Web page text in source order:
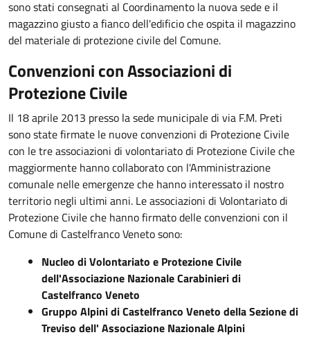
sono stati consegnati al Coordinamento la nuova sede e il
magazzino giusto a fianco dell'edificio che ospita il magazzino
del materiale di protezione civile del Comune.
Convenzioni con Associazioni di
Protezione Civile
Il 18 aprile 2013 presso la sede municipale di via F.M. Preti
sono state firmate le nuove convenzioni di Protezione Civile
con le tre associazioni di volontariato di Protezione Civile che
maggiormente hanno collaborato con l'Amministrazione
comunale nelle emergenze che hanno interessato il nostro
territorio negli ultimi anni. Le associazioni di Volontariato di
Protezione Civile che hanno firmato delle convenzioni con il
Comune di Castelfranco Veneto sono:
Nucleo di Volontariato e Protezione Civile
dell'Associazione Nazionale Carabinieri di
Castelfranco Veneto
Gruppo Alpini di Castelfranco Veneto della Sezione di
Treviso dell' Associazione Nazionale Alpini